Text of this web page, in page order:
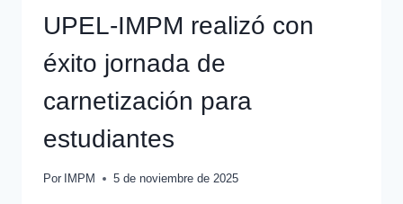
UPEL-IMPM realizó con
éxito jornada de
carnetización para
estudiantes
Por IMPM 5 de noviembre de 2025